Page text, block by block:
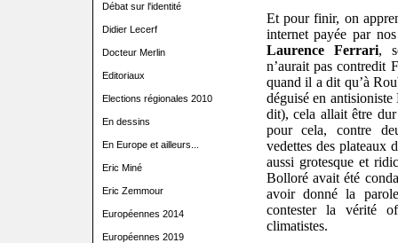
Débat sur l'identité
Didier Lecerf
Docteur Merlin
Editoriaux
Elections régionales 2010
En dessins
En Europe et ailleurs...
Eric Miné
Eric Zemmour
Européennes 2014
Européennes 2019
Et pour finir, on
internet payée par
Laurence Ferrari,
n’aurait pas contredit
quand il a dit qu’à
déguisé en
dit), cela allait être
pour cela, contre
vedettes des plateaux
aussi grotesque et
Bolloré avait été
avoir donné la
contester la vérité
climatistes.